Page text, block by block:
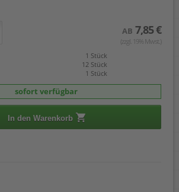
AB 7,85 €
(zzgl. 19% Mwst.)
1 Stück
12 Stück
1 Stück
sofort verfügbar
In den Warenkorb